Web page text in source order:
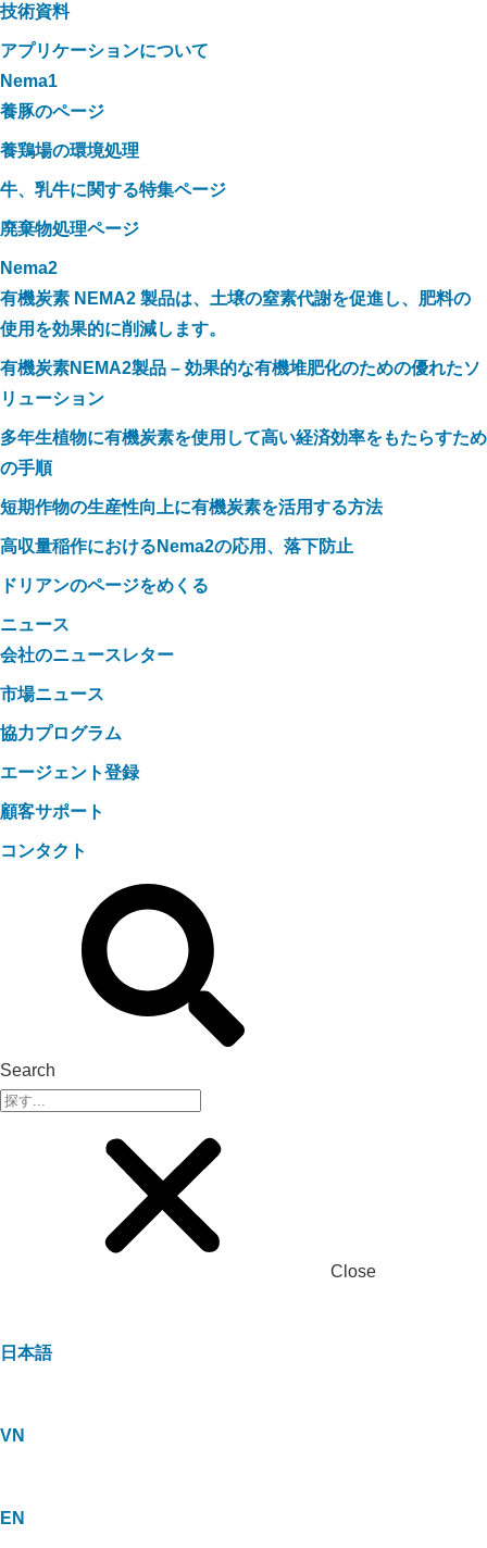
技術資料
アプリケーションについて
Nema1
養豚のページ
養鶏場の環境処理
牛、乳牛に関する特集ページ
廃棄物処理ページ
Nema2
有機炭素 NEMA2 製品は、土壌の窒素代謝を促進し、肥料の
使用を効果的に削減します。
有機炭素NEMA2製品 – 効果的な有機堆肥化のための優れたソ
リューション
多年生植物に有機炭素を使用して高い経済効率をもたらすため
の手順
短期作物の生産性向上に有機炭素を活用する方法
高収量稲作におけるNema2の応用、落下防止
ドリアンのページをめくる
ニュース
会社のニュースレター
市場ニュース
協力プログラム
エージェント登録
顧客サポート
コンタクト
Search
Close
日本語
VN
EN